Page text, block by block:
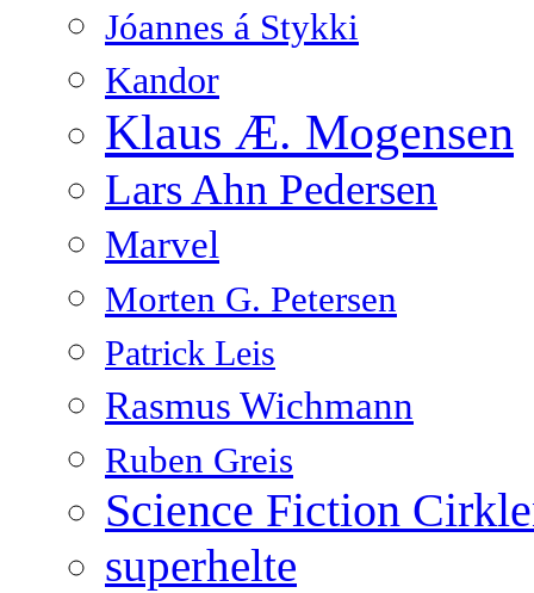
Jóannes á Stykki
Kandor
Klaus Æ. Mogensen
Lars Ahn Pedersen
Marvel
Morten G. Petersen
Patrick Leis
Rasmus Wichmann
Ruben Greis
Science Fiction
superhelte